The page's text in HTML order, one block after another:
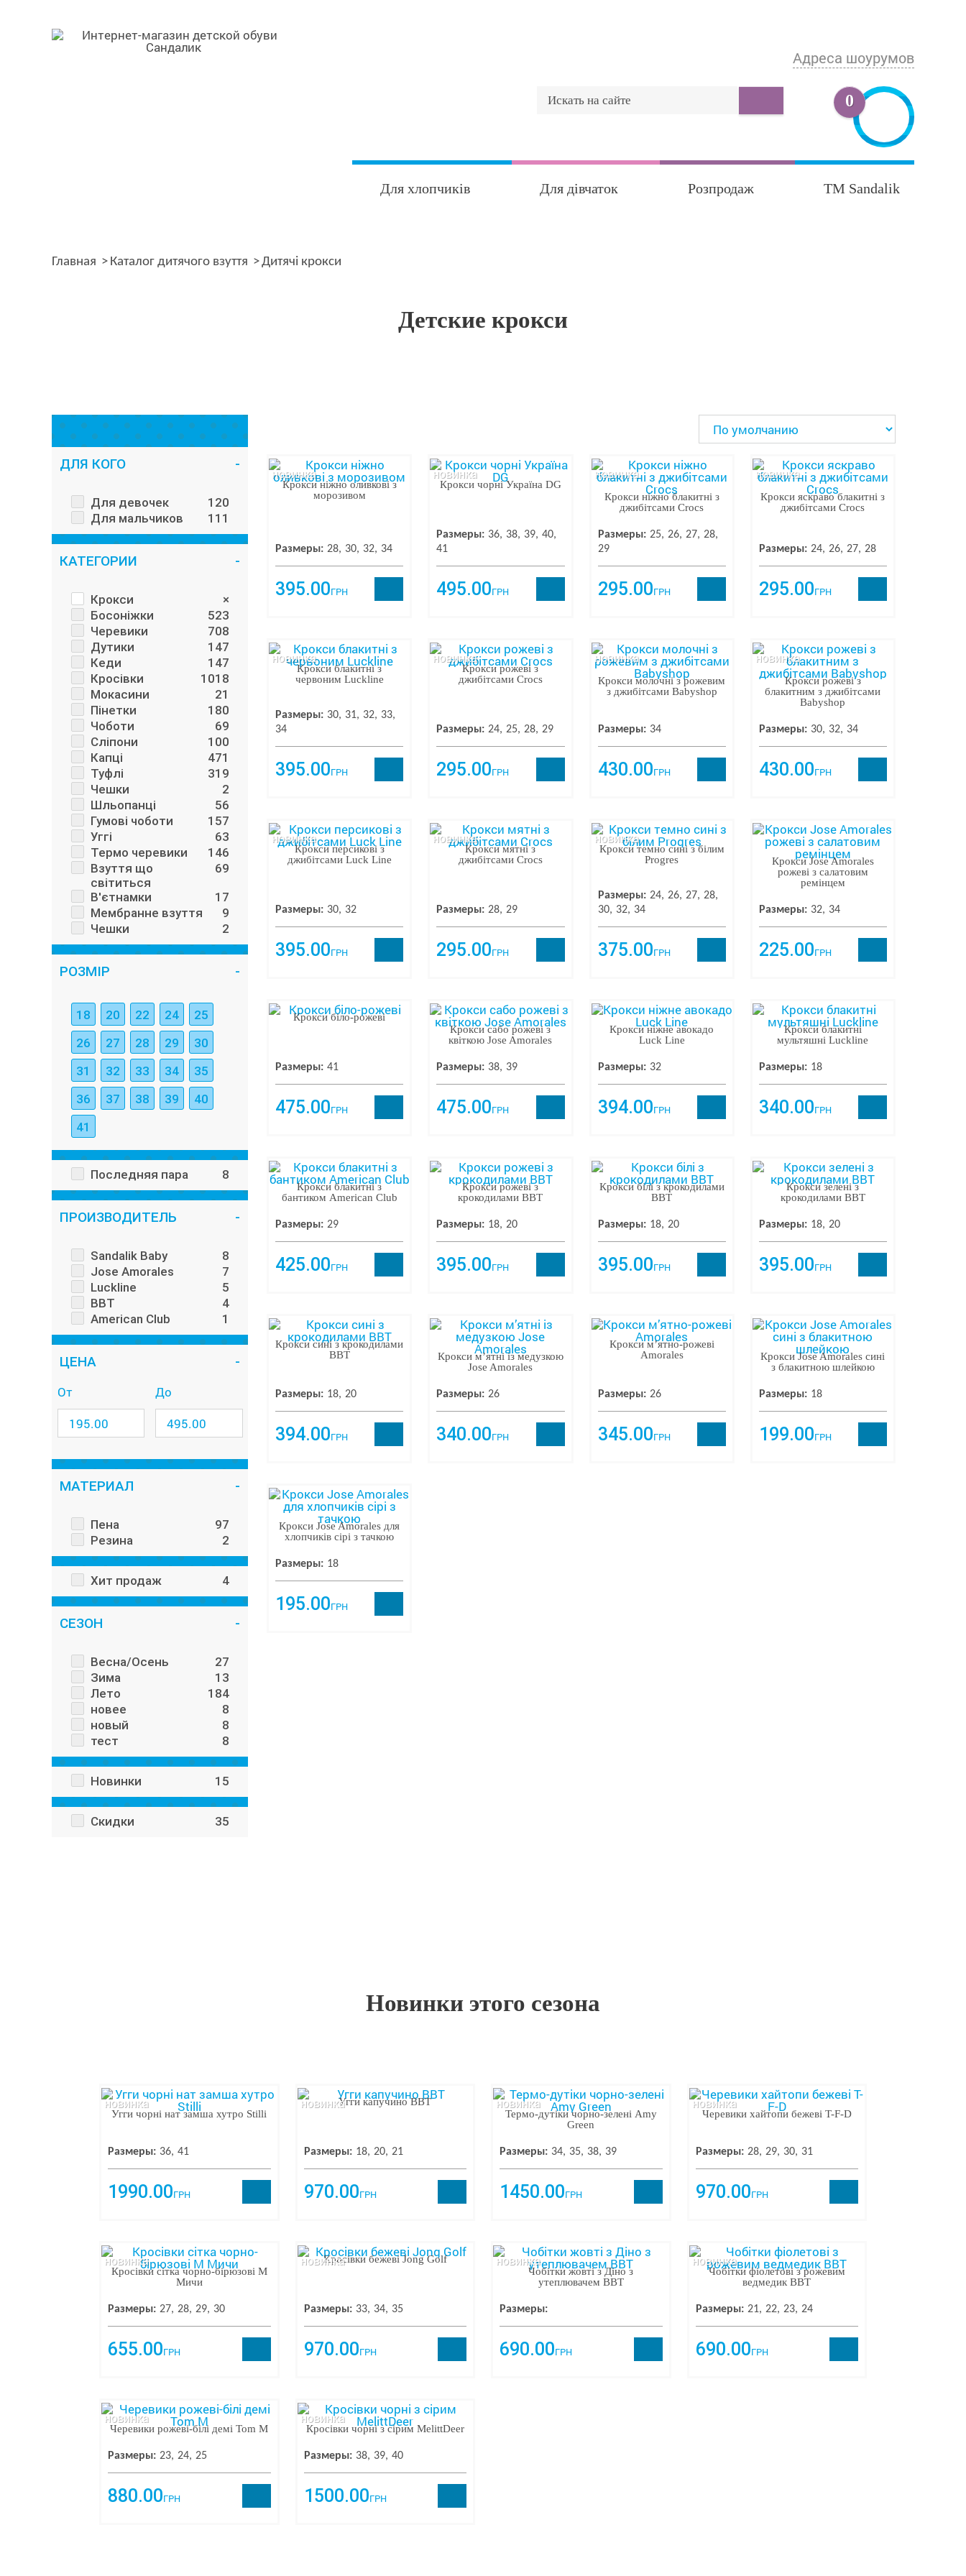
Адреса шоурумов
0
Для хлопчиків Для дівчаток Розпродаж TM Sandalik
Главная Каталог дитячого взуття Дитячі крокси
Детские крокси
ДЛЯ КОГО
Для девочек
120
Для мальчиков
111
КАТЕГОРИИ
Крокси
×
Босоніжки
523
Черевики
708
Дутики
147
Кеди
147
Кросівки
1018
Мокасини
21
Пінетки
180
Чоботи
69
Сліпони
100
Капці
471
Туфлі
319
Чешки
2
Шльопанці
56
Гумові чоботи
157
Уггі
63
Термо черевики
146
Взуття що
світиться
69
В'єтнамки
17
Мембранне взуття
9
Чешки
2
РОЗМІР
18 20 22 24
25
26
27 28 29
30
31
32 33 34
35
36
37 38 39
40
41
Последняя пара 8
ПРОИЗВОДИТЕЛЬ
Sandalik Baby
8
Jose Amorales
7
Luckline
5
BBT
4
American Club
1
ЦЕНА
От
До
МАТЕРИАЛ
Пена
97
Резина
2
Хит продаж 4
СЕЗОН
Весна/Осень
27
Зима
13
Лето
184
новее
8
новый
8
тест
8
Новинки 15
Скидки 35
Крокси ніжно оливкові з
морозивом
Размеры: 28 30 32 34
395.00ГРН
новинка
Крокси чорні Україна DG
Размеры: 36 38 39 40
41
495.00ГРН
новинка
Крокси ніжно блакитні з
джибітсами Crocs
Размеры: 25 26 27 28
29
295.00ГРН
новинка
Крокси яскраво блакитні з
джибітсами Crocs
Размеры: 24 26 27 28
295.00ГРН
новинка
Крокси блакитні з
червоним Luckline
Размеры: 30 31 32
33
34
395.00ГРН
новинка
Крокси рожеві з
джибітсами Crocs
Размеры: 24 25 28 29
295.00ГРН
новинка
Крокси молочні з рожевим
з джибітсами Babyshop
Размеры: 34
430.00ГРН
новинка
Крокси рожеві з
блакитним з джибітсами
Babyshop
Размеры: 30 32 34
430.00ГРН
новинка
Крокси персикові з
джибітсами Luck Line
Размеры: 30 32
395.00ГРН
новинка
Крокси мятні з
джибітсами Crocs
Размеры: 28 29
295.00ГРН
новинка
Крокси темно сині з білим
Progres
Размеры: 24 26 27 28
30
32 34
375.00ГРН
новинка
Крокси Jose Amorales
рожеві з салатовим
ремінцем
Размеры: 32 34
225.00ГРН
Крокси біло-рожеві
Размеры: 41
475.00ГРН
Крокси сабо рожеві з
квіткою Jose Amorales
Размеры: 38 39
475.00ГРН
Крокси ніжне авокадо
Luck Line
Размеры: 32
394.00ГРН
Крокси блакитні
мультяшні Luckline
Размеры: 18
340.00ГРН
Крокси блакитні з
бантиком American Club
Размеры: 29
425.00ГРН
Крокси рожеві з
крокодилами ВВТ
Размеры: 18 20
395.00ГРН
Крокси білі з крокодилами
ВВТ
Размеры: 18 20
395.00ГРН
Крокси зелені з
крокодилами ВВТ
Размеры: 18 20
395.00ГРН
Крокси сині з крокодилами
ВВТ
Размеры: 18 20
394.00ГРН
Крокси мʼятні із медузкою
Jose Amorales
Размеры: 26
340.00ГРН
Крокси мʼятно-рожеві
Amorales
Размеры: 26
345.00ГРН
Крокси Jose Amorales сині
з блакитною шлейкою
Размеры: 18
199.00ГРН
Крокси Jose Amorales для
хлопчиків сірі з тачкою
Размеры: 18
195.00ГРН
Новинки этого сезона
Угги чорні нат замша хутро Stilli
Размеры: 36 41
1990.00ГРН
новинка Угги капучино ВВТ
Размеры: 18 20 21
970.00ГРН
новинка
Термо-дутіки чорно-зелені Amy
Green
Размеры: 34 35 38 39
1450.00ГРН
новинка
Черевики хайтопи бежеві T-F-D
Размеры: 28 29 30 31
970.00ГРН
новинка
Кросівки сітка чорно-бірюзові М
Мичи
Размеры: 27 28 29 30
655.00ГРН
новинка Кросівки бежеві Jong Golf
Размеры: 33 34 35
970.00ГРН
новинка
Чобітки жовті з Діно з
утеплювачем BBT
Размеры:
690.00ГРН
новинка
Чобітки фіолетові з рожевим
ведмедик BBT
Размеры: 21 22 23 24
690.00ГРН
новинка
Черевики рожеві-білі демі Tom M
Размеры: 23 24 25
880.00ГРН
новинка
Кросівки чорні з сірим MelittDeer
Размеры: 38 39 40
1500.00ГРН
новинка